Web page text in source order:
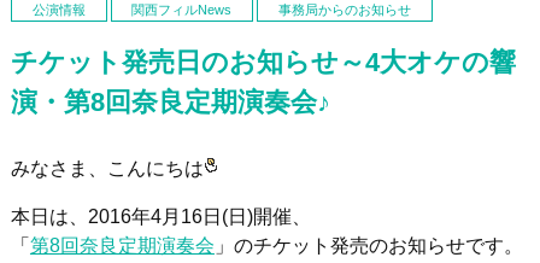
公演情報 関西フィルNews 事務局からのお知らせ
チケット発売日のお知らせ～4大オケの響
演・第8回奈良定期演奏会♪
みなさま、こんにちは
本日は、2016年4月16日(日)開催、
「 第8回奈良定期演奏会 」のチケット発売のお知らせです。